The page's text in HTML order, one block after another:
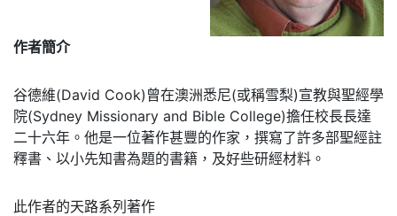
作者簡介
谷德維(David Cook)曾在澳洲悉尼(或稱雪梨)宣教與聖經學
院(Sydney Missionary and Bible College)擔任校長長達
二十六年。他是一位著作甚豐的作家，撰寫了許多部聖經註
釋書、以小先知書為題的書籍，及好些研經材料。
此作者的天路系列著作